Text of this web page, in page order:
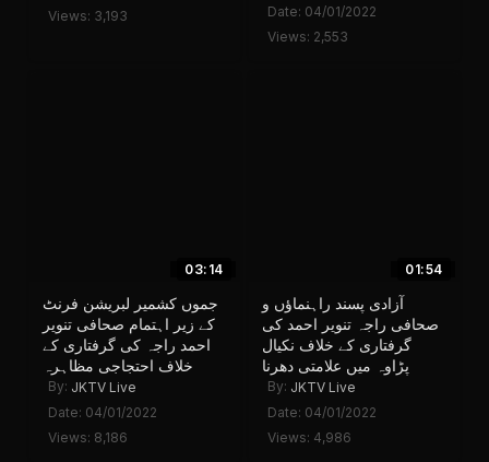
Views: 3,193
Date: 04/01/2022
Views: 2,553
03:14
جموں کشمیر لبریشن فرنٹ
کے زیر اہتمام صحافی تنویر
احمد راجہ کی گرفتاری کے
خلاف احتجاجی مظاہرہ
By: JKTV Live
Date: 04/01/2022
Views: 8,186
01:54
آزادی پسند راہنماؤں و
صحافی راجہ تنویر احمد کی
گرفتاری کے خلاف نکیال
پڑاوہ میں علامتی دھرنا
By: JKTV Live
Date: 04/01/2022
Views: 4,986